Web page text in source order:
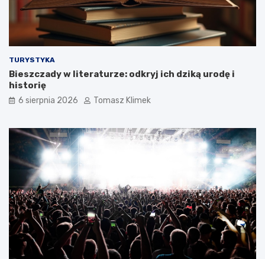
TURYSTYKA
Bieszczady w literaturze: odkryj ich dziką urodę i
historię
6 sierpnia 2026 Tomasz Klimek